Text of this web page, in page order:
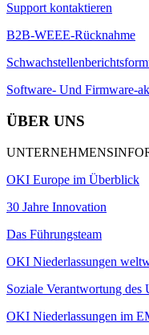
Support kontaktieren
B2B-WEEE-Rücknahme
Software- Und Firmware-
ÜBER UNS
OKI Europe im Überblick
30 Jahre Innovation
Das Führungsteam
OKI Niederlassungen
Soziale Verantwortung des
OKI Niederlassungen im